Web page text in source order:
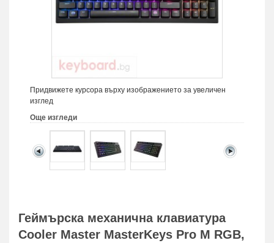
Придвижете курсора върху изображението за увеличен
изглед
Още изгледи
Геймърска механична клавиатура
Cooler Master MasterKeys Pro M RGB,